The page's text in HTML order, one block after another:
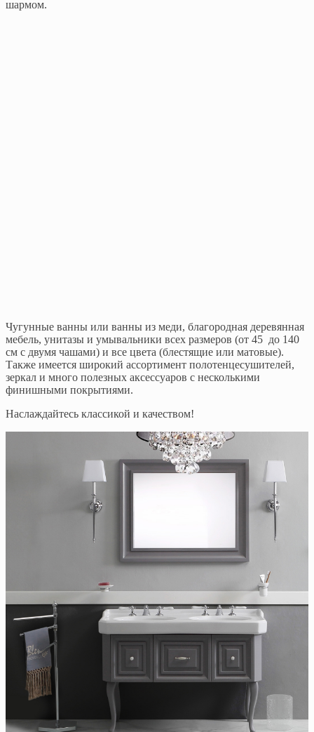
шармом.
Чугунные ванны или ванны из меди, благородная деревянная
мебель, унитазы и умывальники всех размеров (от 45 до 140
см с двумя чашами) и все цвета (блестящие или матовые).
Также имеется широкий ассортимент полотенцесушителей,
зеркал и много полезных аксессуаров с несколькими
финишными покрытиями.
Наслаждайтесь классикой и качеством!